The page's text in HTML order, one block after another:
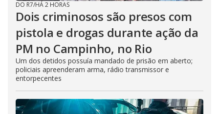
DO R7/HÁ 2 HORAS
Dois criminosos são presos com
pistola e drogas durante ação da
PM no Campinho, no Rio
Um dos detidos possuía mandado de prisão em aberto;
policiais apreenderam arma, rádio transmissor e
entorpecentes